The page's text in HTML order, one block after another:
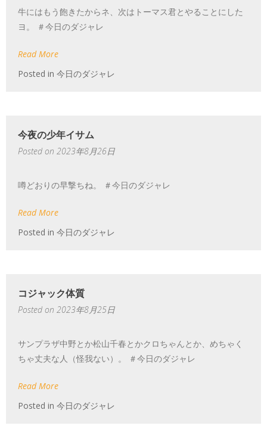
牛にはもう飽きたからネ、次はトーマス君とやることにした
ヨ。 ＃今日のダジャレ
Read More
Posted in 今日のダジャレ
今夜の少年イサム
Posted on 2023年8月26日
噂どおりの早撃ちね。 ＃今日のダジャレ
Read More
Posted in 今日のダジャレ
コジャック体質
Posted on 2023年8月25日
サンプラザ中野とか松山千春とかクロちゃんとか、めちゃく
ちゃ丈夫な人（怪我ない）。 ＃今日のダジャレ
Read More
Posted in 今日のダジャレ